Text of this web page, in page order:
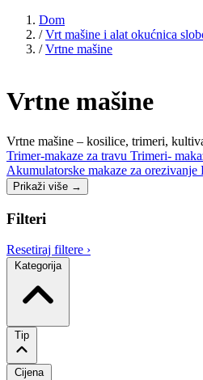
Dom
/ Vrt mašine i alat okućnica
/ Vrtne mašine
Vrtne mašine
Vrtne mašine – kosilice, trimeri,
Trimer-makaze za travu Trimeri-
Akumulatorske makaze za orezivanje
Prikaži više →
Filteri
Resetiraj filtere ›
Kategorija
Tip
Cijena